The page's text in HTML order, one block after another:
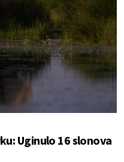
Uginulo 16 slonova